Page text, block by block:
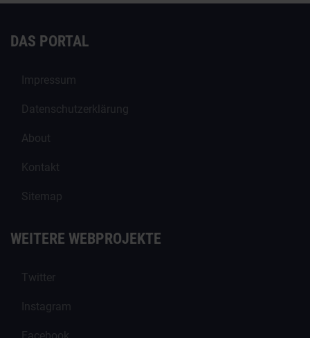
DAS PORTAL
Impressum
Datenschutzerklärung
About
Kontakt
Sitemap
WEITERE WEBPROJEKTE
Twitter
Instagram